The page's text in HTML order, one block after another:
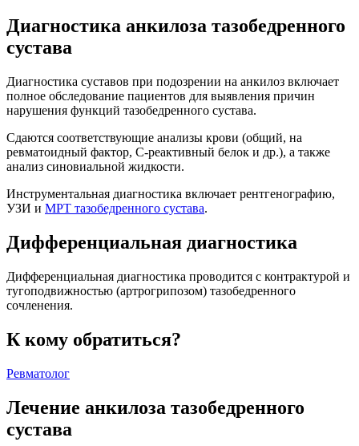
Диагностика анкилоза тазобедренного
сустава
Диагностика суставов при подозрении на анкилоз включает
полное обследование пациентов для выявления причин
нарушения функций тазобедренного сустава.
Сдаются соответствующие анализы крови (общий, на
ревматоидный фактор, С-реактивный белок и др.), а также
анализ синовиальной жидкости.
Инструментальная диагностика включает рентгенографию,
УЗИ и МРТ тазобедренного сустава.
Дифференциальная диагностика
Дифференциальная диагностика проводится с контрактурой и
тугоподвижностью (артрогрипозом) тазобедренного
сочленения.
К кому обратиться?
Ревматолог
Лечение анкилоза тазобедренного
сустава